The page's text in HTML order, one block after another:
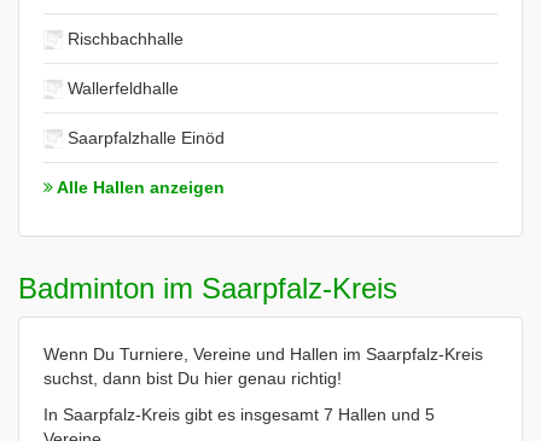
Rischbachhalle
Wallerfeldhalle
Saarpfalzhalle Einöd
Alle Hallen anzeigen
Badminton im Saarpfalz-Kreis
Wenn Du Turniere, Vereine und Hallen im Saarpfalz-Kreis
suchst, dann bist Du hier genau richtig!
In Saarpfalz-Kreis gibt es insgesamt 7 Hallen und 5